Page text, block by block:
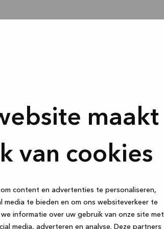
maakt
van cookies
content en advertenties te personaliseren,
media te bieden en om ons websiteverkeer te
informatie over uw gebruik van onze site met
media, adverteren en analyse. Deze partners